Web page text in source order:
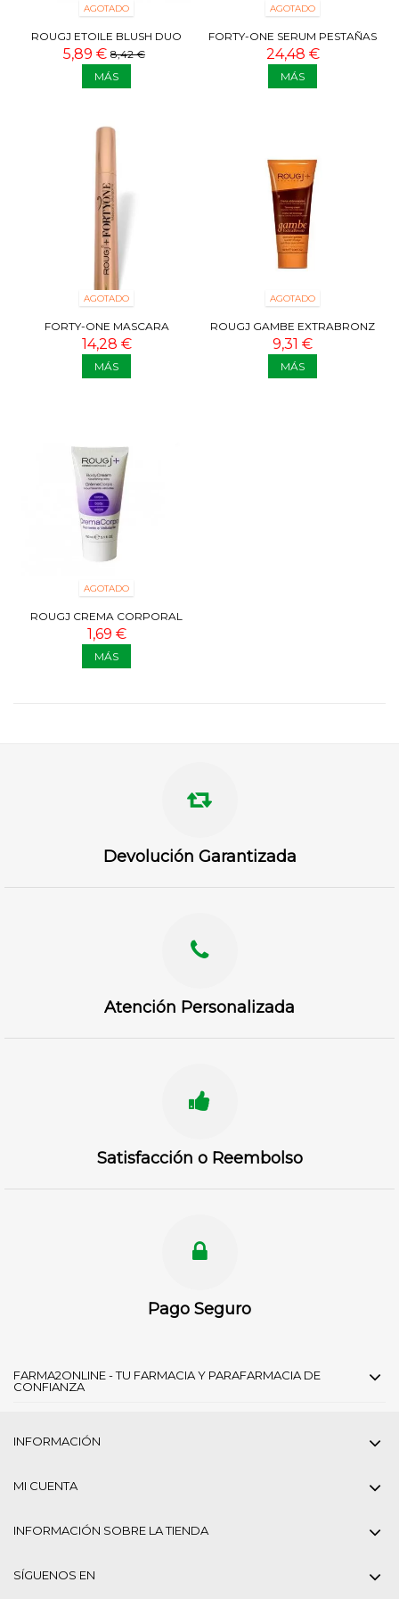
AGOTADO
ROUGJ ETOILE BLUSH DUO
LIGHT CORAL
5,89 € 8,42 €
MÁS
AGOTADO
FORTY-ONE SERUM PESTAÑAS
24,48 €
MÁS
AGOTADO
FORTY-ONE MASCARA
PESTAÑAS
14,28 €
MÁS
AGOTADO
ROUGJ GAMBE EXTRABRONZ
100 ML
9,31 €
MÁS
AGOTADO
ROUGJ CREMA CORPORAL
150 ML
1,69 €
MÁS
Devolución Garantizada
Atención Personalizada
Satisfacción o Reembolso
Pago Seguro
FARMA2ONLINE - TU FARMACIA Y PARAFARMACIA DE
CONFIANZA
INFORMACIÓN
MI CUENTA
INFORMACIÓN SOBRE LA TIENDA
SÍGUENOS EN